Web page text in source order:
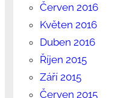
Červen 2016
Květen 2016
Duben 2016
Říjen 2015
Září 2015
Červen 2015